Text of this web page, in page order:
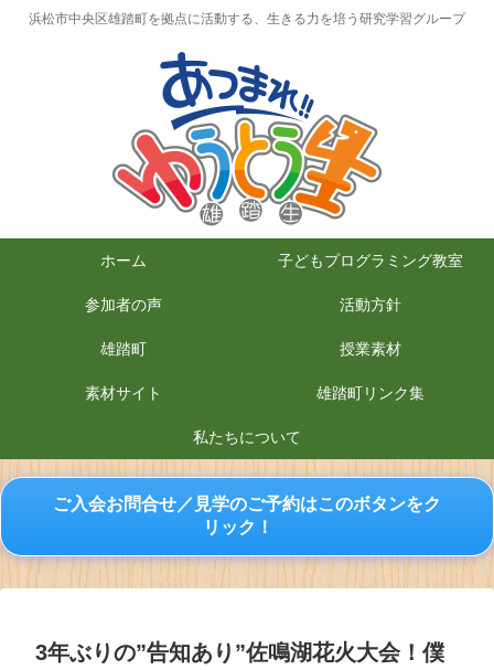
浜松市中央区雄踏町を拠点に活動する、生きる力を培う研究学習グループ
ホーム 子どもプログラミング教室
参加者の声 活動方針
雄踏町 授業素材
素材サイト 雄踏町リンク集
私たちについて
ご入会お問合せ／見学のご予約はこのボタンをク
リック！
3年ぶりの”告知あり”佐鳴湖花火大会！僕